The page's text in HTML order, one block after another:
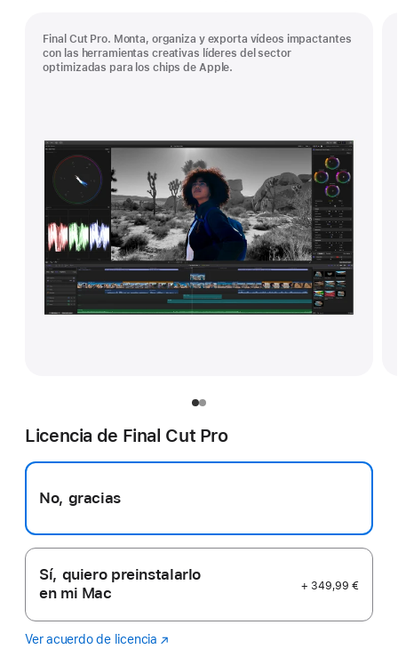
Final Cut Pro. Monta, organiza y exporta vídeos impactantes
con las herramientas creativas líderes del sector
optimizadas para los chips de Apple.
Licencia de Final Cut Pro
No, gracias
Sí, quiero preinstalarlo
en mi Mac
+ 349,99 €
Ver acuerdo de licencia Final
(Se